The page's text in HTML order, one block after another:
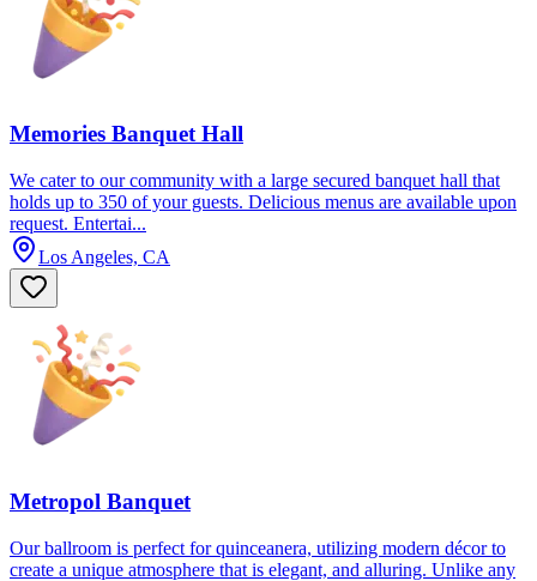
Memories Banquet Hall
We cater to our community with a large secured banquet hall that
holds up to 350 of your guests. Delicious menus are available upon
request. Entertai...
Los Angeles, CA
Metropol Banquet
Our ballroom is perfect for quinceanera, utilizing modern décor to
create a unique atmosphere that is elegant, and alluring. Unlike any